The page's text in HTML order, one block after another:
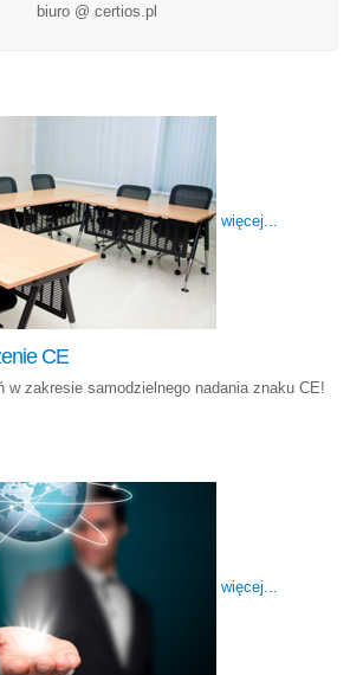
biuro @ certios.pl
więcej...
CE
w zakresie samodzielnego nadania znaku CE!
więcej...